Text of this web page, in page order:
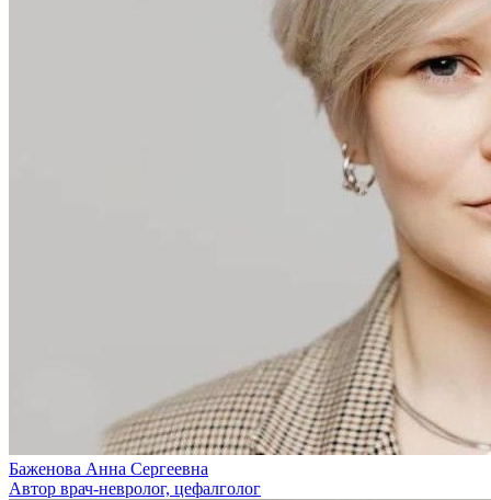
Баженова Анна Сергеевна
Автор врач-невролог, цефалголог